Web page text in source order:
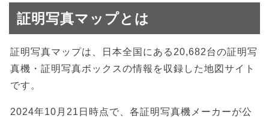
証明写真マップとは
証明写真マップは、日本全国にある20,682台の証明写
真機・証明写真ボックスの情報を収録した地図サイト
です。
2024年10月21日時点で、各証明写真機メーカーが公